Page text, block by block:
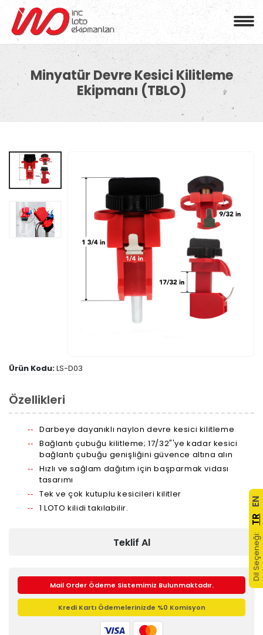
Minyatür Devre Kesici Kilitleme
Ekipmanı (TBLO)
Ürün Kodu:LS-D03
Özellikleri
Darbeye dayanıklı naylon devre kesici kilitleme
Bağlantı çubuğu kilitleme; 17/32"'ye kadar kesici
bağlantı çubuğu genişliğini güvence altına alın
Hızlı ve sağlam dağıtım için başparmak vidası
tasarımı
Tek ve çok kutuplu kesicileri kilitler
1 LOTO kilidi takılabilir.
Teklif Al
Mail Order Ödeme Sistemimiz Bulunmaktadır.
Kredi Kartı Ödemelerinizde %0 Komisyon
Dil Seçeneği:
TR
EN